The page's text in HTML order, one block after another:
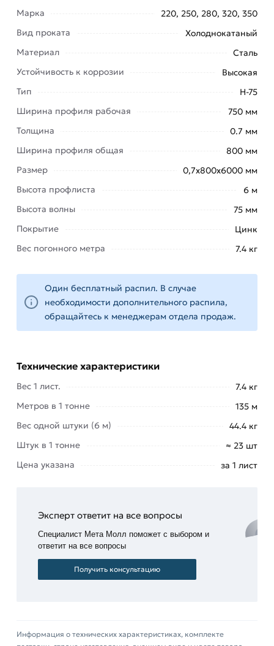
Профнастил Н-75 оцинкованный 0,7х800х6000
перекрывать крыши огромной площади при
минимальных уклонах. Так, например, кровля
уклоном 6-8° может быть перекрыта при
наличии опорных прогонов, установленных
Вес профлиста Н75 относительно невелик, что
кровель зданий, крупных торговых центров,
рынков и стадионов.
Профлист 75 может быть использован не только
в качестве кровельного покрытия, но и играть
роль основания под укладку рулонной
гидроизоляции и утеплителя на плоских крышах
Для приобретения данной позиции, кликните
мышкой«Добавить в корзину»или нажмите на
кнопку«Быстрый заказ». Также можете купить
позвонив по контактам указанным на сайте.
Н-75 оцинкованный 0,7х800х6000 мм из
категории
действительны в Москве и области. Наши
заказ и свяжутся с Вами для согласования
условий доставки или самовывоза.
Данний товар от производителя Профлист
товарa в течение 14 дней (наличие чека
обязательно).
Марка
220, 250, 280, 320, 350
Вид проката
Холоднокатаный
Материал
Сталь
Устойчивость к коррозии
Высокая
Тип
Н-75
Ширина профиля рабочая
750 мм
Толщина
0.7 мм
Ширина профиля общая
800 мм
Размер
0,7х800х6000 мм
Высота профлиста
6 м
Высота волны
75 мм
Покрытие
Цинк
Вес погонного метра
7.4 кг
Один бесплатный распил. В случае
необходимости дополнительного распила,
обращайтесь к менеджерам отдела продаж.
Технические характеристики
Вес 1 лист.
7.4 кг
Метров в 1 тонне
135 м
Вес одной штуки (6 м)
44.4 кг
Штук в 1 тонне
≈ 23 шт
Цена указана
за 1 лист
Эксперт ответит на все вопросы
Специалист Мета Молл поможет с выбором и
ответит на все вопросы
Получить консультацию
Информация о технических характеристиках, комплекте